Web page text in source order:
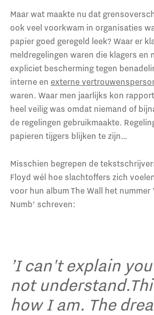
Maar wat maakte nu dat
ook veel voorkwam in organisaties
papier goed geregeld leek? Waar er
meldregelingen waren die klagers en
expliciet bescherming tegen
interne en externe
waren. Waar men jaarlijks kon
heel veilig was omdat niemand of
de regelingen gebruikmaakte.
papieren tijgers blijken te zijn…
Misschien begrepen de
Floyd wél hoe slachtoffers zich
voor hun album The Wall het nummer
Numb’ schreven:
’I can't explain
not
how I am. The